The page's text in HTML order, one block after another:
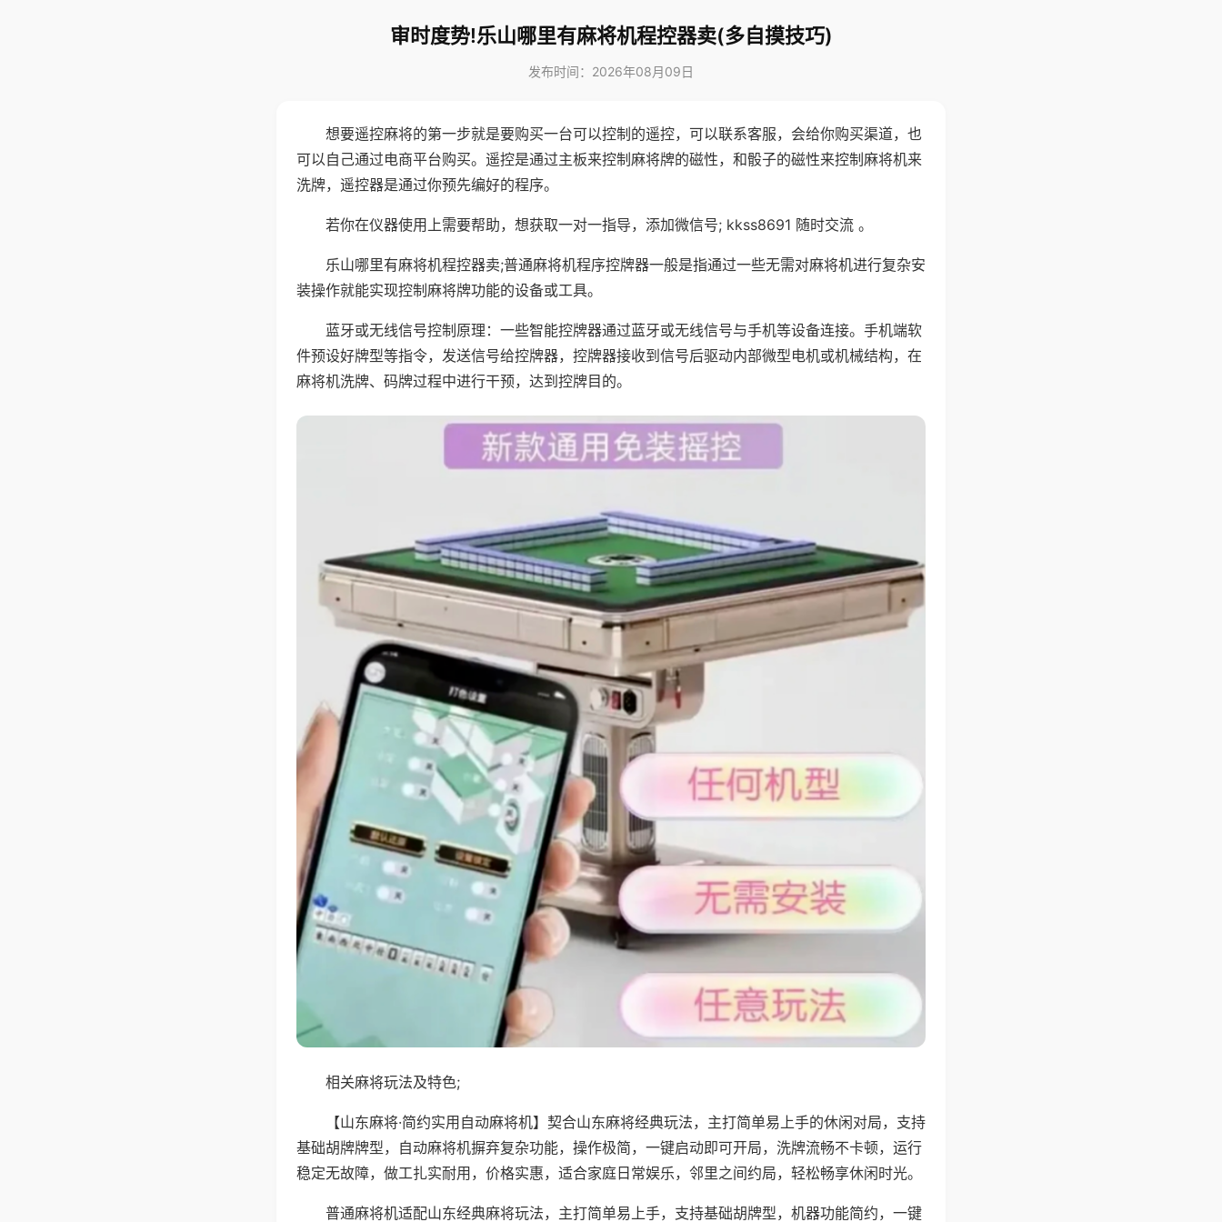
审时度势!乐山哪里有麻将机程控器卖(多自摸技巧)
发布时间：2026年08月09日
想要遥控麻将的第一步就是要购买一台可以控制的遥控，可以联系客服，会给你购买渠道，也
可以自己通过电商平台购买。遥控是通过主板来控制麻将牌的磁性，和骰子的磁性来控制麻将机来
洗牌，遥控器是通过你预先编好的程序。
若你在仪器使用上需要帮助，想获取一对一指导，添加微信号; kkss8691 随时交流 。
乐山哪里有麻将机程控器卖;普通麻将机程序控牌器一般是指通过一些无需对麻将机进行复杂安
装操作就能实现控制麻将牌功能的设备或工具。
蓝牙或无线信号控制原理：一些智能控牌器通过蓝牙或无线信号与手机等设备连接。手机端软
件预设好牌型等指令，发送信号给控牌器，控牌器接收到信号后驱动内部微型电机或机械结构，在
麻将机洗牌、码牌过程中进行干预，达到控牌目的。
相关麻将玩法及特色;
【山东麻将·简约实用自动麻将机】契合山东麻将经典玩法，主打简单易上手的休闲对局，支持
基础胡牌牌型，自动麻将机摒弃复杂功能，操作极简，一键启动即可开局，洗牌流畅不卡顿，运行
稳定无故障，做工扎实耐用，价格实惠，适合家庭日常娱乐，邻里之间约局，轻松畅享休闲时光。
普通麻将机适配山东经典麻将玩法，主打简单易上手，支持基础胡牌型，机器功能简约，一键